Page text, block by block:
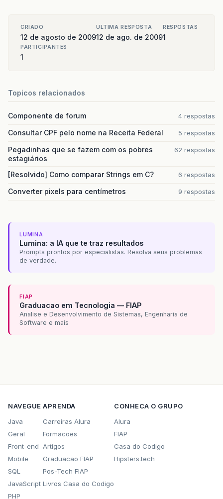
CRIADO
12 de agosto de 2009
ULTIMA RESPOSTA
12 de ago. de 2009
RESPOSTAS
1
PARTICIPANTES
1
Topicos relacionados
Componente de forum 4 respostas
Consultar CPF pelo nome na Receita Federal 5 respostas
Pegadinhas que se fazem com os pobres
estagiários
62 respostas
[Resolvido] Como comparar Strings em C? 6 respostas
Converter pixels para centímetros 9 respostas
LUMINA
Lumina: a IA que te traz resultados
Prompts prontos por especialistas. Resolva seus problemas
de verdade.
FIAP
Graduacao em Tecnologia — FIAP
Analise e Desenvolvimento de Sistemas, Engenharia de
Software e mais
NAVEGUE
Java
Geral
Front-end
Mobile
SQL
JavaScript
PHP
APRENDA
Carreiras Alura
Formacoes
Artigos
Graduacao FIAP
Pos-Tech FIAP
Livros Casa do Codigo
CONHECA O GRUPO
Alura
FIAP
Casa do Codigo
Hipsters.tech